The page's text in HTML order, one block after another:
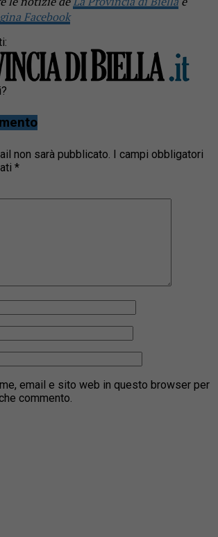
Facebook
non sarà pubblicato. I campi obbligatori
*
email e sito web in questo browser per
commento.